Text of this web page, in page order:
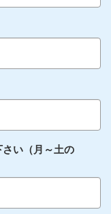
い（月～土の